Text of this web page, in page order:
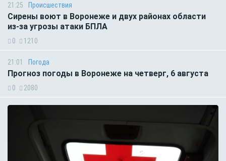
21:25 Происшествия
Сирены воют в Воронеже и двух районах области
из-за угрозы атаки БПЛА
0 1210
21:01 Погода
Прогноз погоды в Воронеже на четверг, 6 августа
0 2080